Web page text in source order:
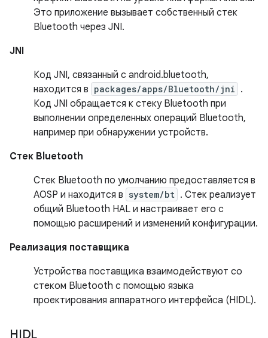
Это приложение вызывает собственный стек
Bluetooth через JNI.
JNI
Код JNI, связанный с android.bluetooth,
находится в packages/apps/Bluetooth/jni .
Код JNI обращается к стеку Bluetooth при
выполнении определенных операций Bluetooth,
например при обнаружении устройств.
Стек Bluetooth
Стек Bluetooth по умолчанию предоставляется в
AOSP и находится в system/bt . Стек реализует
общий Bluetooth HAL и настраивает его с
помощью расширений и изменений конфигурации.
Реализация поставщика
Устройства поставщика взаимодействуют со
стеком Bluetooth с помощью языка
проектирования аппаратного интерфейса (HIDL).
HIDL